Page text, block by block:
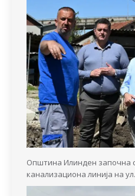
Општина Илинден започна
канализациона линија на